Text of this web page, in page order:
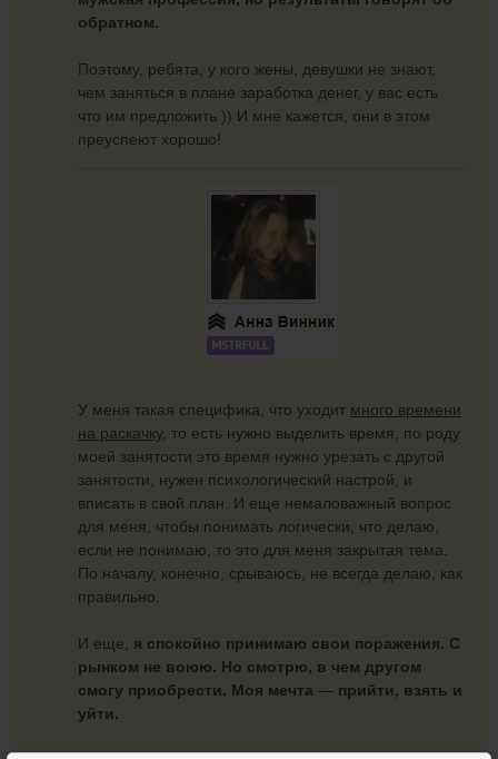
обратном.
Поэтому, ребята, у кого жены, девушки не знают,
чем заняться в плане заработка денег, у вас есть
что им предложить )) И мне кажется, они в этом
преуспеют хорошо!
У меня такая специфика, что уходит много времени
на раскачку, то есть нужно выделить время, по роду
моей занятости это время нужно урезать с другой
занятости, нужен психологический настрой, и
вписать в свой план. И еще немаловажный вопрос
для меня, чтобы понимать логически, что делаю,
если не понимаю, то это для меня закрытая тема.
По началу, конечно, срываюсь, не всегда делаю, как
правильно.
И еще,
я спокойно принимаю свои поражения. С
рынком не воюю. Но смотрю, в чем другом
смогу приобрести. Моя мечта — прийти, взять и
уйти.